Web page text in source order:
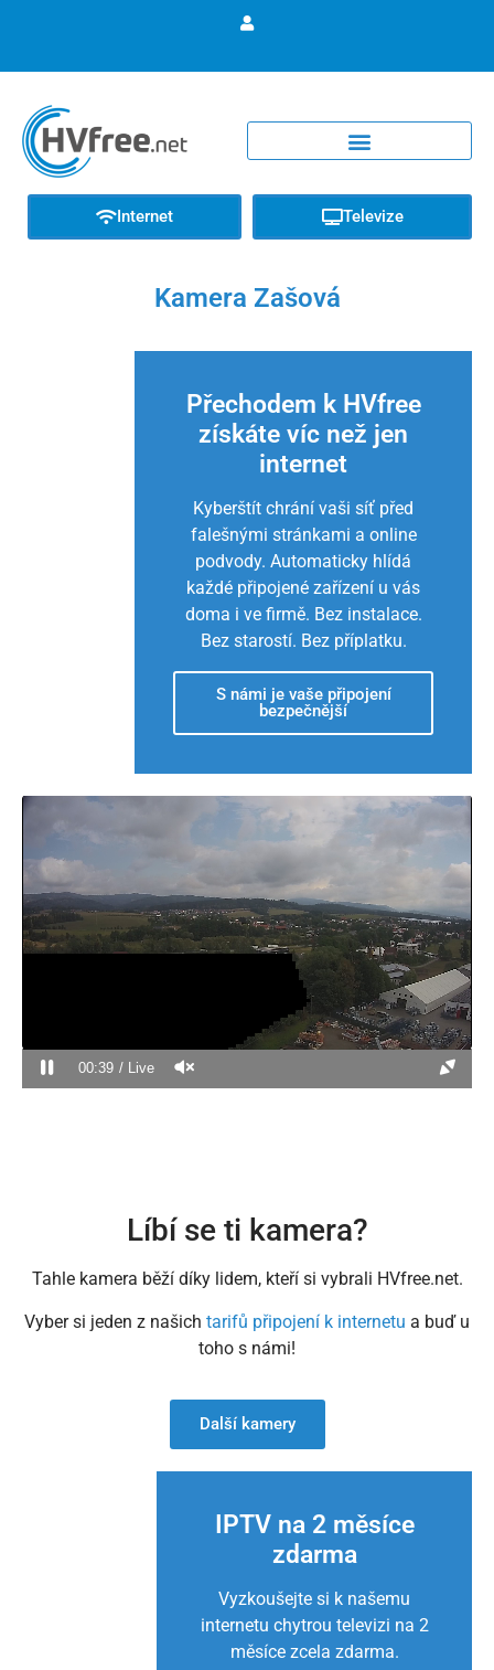
Internet Televize
Kamera Zašová
Přechodem k HVfree
získáte víc než jen
internet
Kyberštít chrání vaši síť před
falešnými stránkami a online
podvody. Automaticky hlídá
každé připojené zařízení u vás
doma i ve firmě. Bez instalace.
Bez starostí. Bez příplatku.
S námi je vaše připojení
bezpečnější
00:39 Live
Líbí se ti kamera?
Tahle kamera běží díky lidem, kteří si vybrali HVfree.net.
Vyber si jeden z našich tarifů připojení k internetu a buď u
toho s námi!
Další kamery
IPTV na 2 měsíce
zdarma
Vyzkoušejte si k našemu
internetu chytrou televizi na 2
měsíce zcela zdarma.